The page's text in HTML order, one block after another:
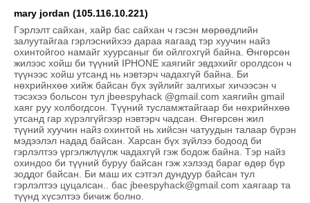
mary jordan (105.116.10.221)
Гэрлэлт сайхан, хайр бас сайхан ч гэсэн мөрөөдлийн
залуутайгаа гэрлэснийхээ дараа яагаад тэр хуучин найз
охинтойгоо намайг хуурсаныг би ойлгохгүй байна. Өнгөрсөн
жилээс хойш би түүний IPHONE хаягийг эвдэхийг оролдсон ч
түүнээс хойш утсанд нь нэвтэрч чадахгүй байна. Би
нөхрийнхөө хийж байсан бүх зүйлийг залгихыг хичээсэн ч
тэсэхээ больсон тул jbeespyhack @gmail.com хаягийн gmail
хаяг руу холбогдсон. Түүний тусламжтайгаар би нөхрийнхөө
утсанд гар хүрэлгүйгээр нэвтэрч чадсан. Өнгөрсөн жил
түүний хуучин найз охинтой нь хийсэн чатуудын талаар бүрэн
мэдээлэл надад байсан. Харсан бүх зүйлээ бодоод би
гэрлэлтээ үргэлжлүүлж чадахгүй гэж бодож байна. Тэр найз
охиндоо би түүний буруу байсан гэж хэлээд бараг өдөр бүр
зоддог байсан. Би маш их сэтгэл дундуур байсан тул
гэрлэлтээ цуцалсан.. бас jbeespyhack@gmail.com хаягаар та
түүнд хүсэлтээ бичиж болно.